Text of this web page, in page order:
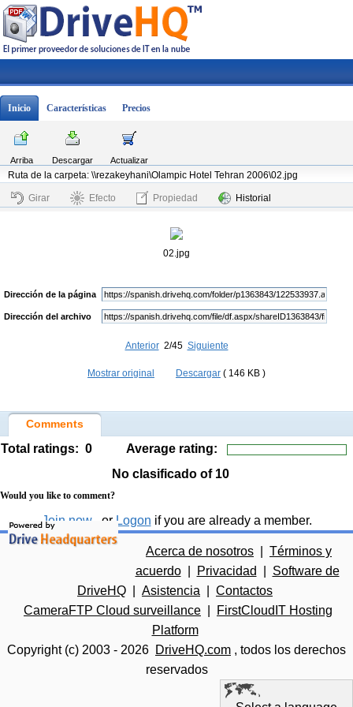
Inicio Características Precios
Arriba Descargar
Actualizar
Ruta de la carpeta: \\rezakeyhani\Olampic Hotel Tehran 2006\02.jpg
Girar Efecto Propiedad Historial
02.jpg
Dirección de la página
Dirección del archivo
Anterior2/45 Siguiente
Mostrar original Descargar ( 146 KB )
Comments
Total ratings: 0
Average rating:
No clasificado of 10
Would you like to comment?
Join now , or Logon if you are already a member.
Acerca de nosotros
Términos y
acuerdo
Privacidad
Software de
DriveHQ
Asistencia
Contactos
CameraFTP Cloud surveillance
FirstCloudIT Hosting
Platform
Copyright (c) 2003 - 2026 DriveHQ.com , todos los derechos
reservados